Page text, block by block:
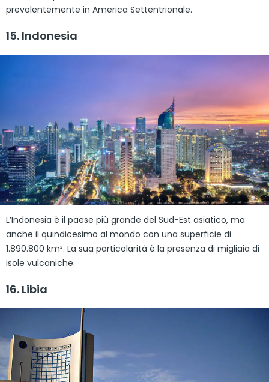
prevalentemente in America Settentrionale.
15. Indonesia
L’Indonesia è il paese più grande del Sud-Est asiatico, ma
anche il quindicesimo al mondo con una superficie di
1.890.800 km². La sua particolarità è la presenza di migliaia di
isole vulcaniche.
16. Libia